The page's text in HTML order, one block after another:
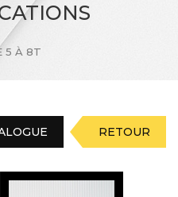
5 À 8T
RETOUR